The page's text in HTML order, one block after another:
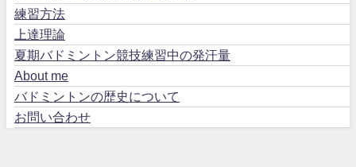
練習方法
上達理論
夏期バドミントン競技練習中の発汗量
About me
バドミントンの歴史について
お問い合わせ